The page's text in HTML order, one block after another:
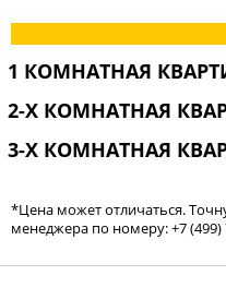
ПЕРЕВОЗКА КВАРТИРЫ
ОТ 4990 Р.
1 КОМНАТНАЯ
2-Х КОМНАТНАЯ
3-Х КОМНАТНАЯ
*Цена может отличаться.
менеджера по номеру:+7 (499)